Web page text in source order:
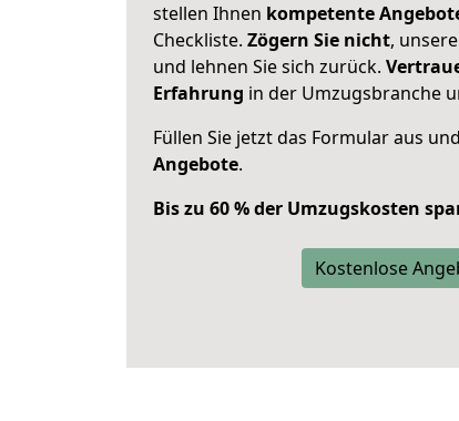
stellen Ihnen kompetente
Checkliste. Zögern Sie nicht,
und lehnen Sie sich zurück.
Erfahrung in der Umzugsbranche
Füllen Sie jetzt das Formular aus und
Angebote.
Bis zu 60 % der Umzugskosten
Kostenlose